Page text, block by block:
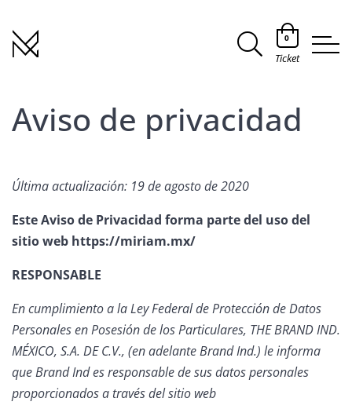
0
Ticket
Aviso de privacidad
Última actualización: 19 de agosto de 2020
Este Aviso de Privacidad forma parte del uso del
sitio web https://miriam.mx/
RESPONSABLE
En cumplimiento a la Ley Federal de Protección de Datos
Personales en Posesión de los Particulares, THE BRAND IND.
MÉXICO, S.A. DE C.V., (en adelante Brand Ind.) le informa
que Brand Ind es responsable de sus datos personales
proporcionados a través del sitio web